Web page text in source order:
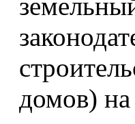
домов)